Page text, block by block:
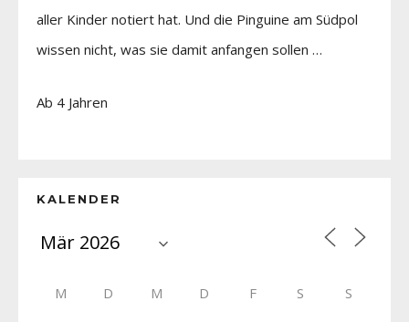
aller Kinder notiert hat. Und die Pinguine am Südpol
wissen nicht, was sie damit anfangen sollen …
Ab 4 Jahren
KALENDER
M D M D F S S